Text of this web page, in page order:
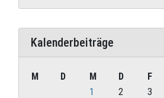
Kalenderbeiträge
M D M D F
1
2 3